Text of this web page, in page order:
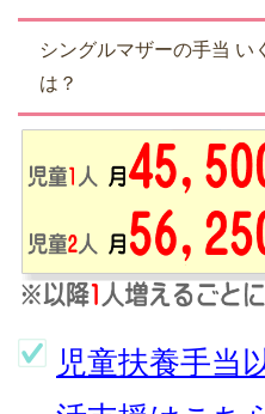
シングルマザーの手当 い
は？
児童扶養手当